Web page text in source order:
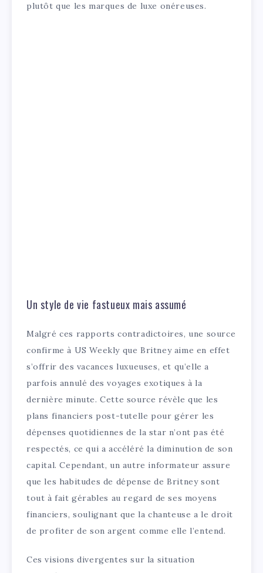
plutôt que les marques de luxe onéreuses.
Un style de vie fastueux mais assumé
Malgré ces rapports contradictoires, une source
confirme à US Weekly que Britney aime en effet
s’offrir des vacances luxueuses, et qu’elle a
parfois annulé des voyages exotiques à la
dernière minute. Cette source révèle que les
plans financiers post-tutelle pour gérer les
dépenses quotidiennes de la star n’ont pas été
respectés, ce qui a accéléré la diminution de son
capital. Cependant, un autre informateur assure
que les habitudes de dépense de Britney sont
tout à fait gérables au regard de ses moyens
financiers, soulignant que la chanteuse a le droit
de profiter de son argent comme elle l’entend.
Ces visions divergentes sur la situation